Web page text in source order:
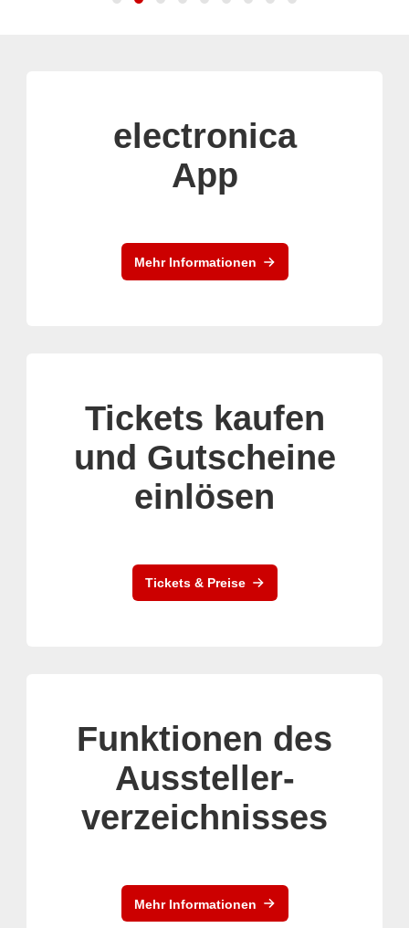
electronica
App
Mehr Informationen
Tickets kaufen
und Gutscheine
einlösen
Tickets & Preise
Funktionen des
Aussteller-
verzeichnisses
Mehr Informationen